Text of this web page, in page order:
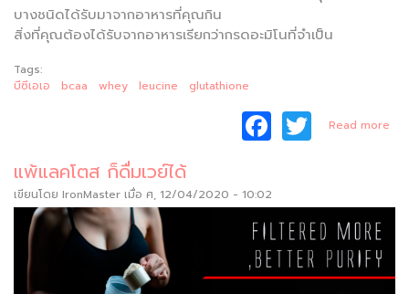
บางชนิดได้รับมาจากอาหารที่คุณกิน
สิ่งที่คุณต้องได้รับจากอาหารเรียกว่ากรดอะมิโนที่จำเป็น
Tags:
บีซีเอเอ
bcaa whey leucine glutathione
F
a
e
b
o
T
er
Read more
แพ้แลคโตส ก็ดื่มเวย์ได้
เขียนโดย IronMaster เมื่อ ศ, 12/04/2020 - 10:02